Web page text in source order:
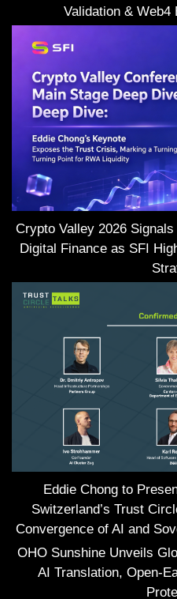
Validation & Web4
Crypto Valley 2026
Digital Finance as SFI
Eddie Chong to
Switzerland’s Trust
Convergence of AI and
OHO Sunshine Unveils
AI Translation, Open-